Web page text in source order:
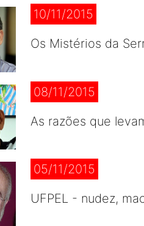
10/11/2015
Os Mistérios da
08/11/2015
As razões que
05/11/2015
UFPEL - nudez,